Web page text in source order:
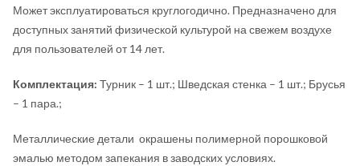
Может эксплуатироваться круглогодично. Предназначено для
доступных занятий физической культурой на свежем воздухе
для пользователей от 14 лет.
Комплектация: Турник – 1 шт.; Шведская стенка – 1 шт.; Брусья
– 1 пара.;
Металлические детали окрашены полимерной порошковой
эмалью методом запекания в заводских условиях.